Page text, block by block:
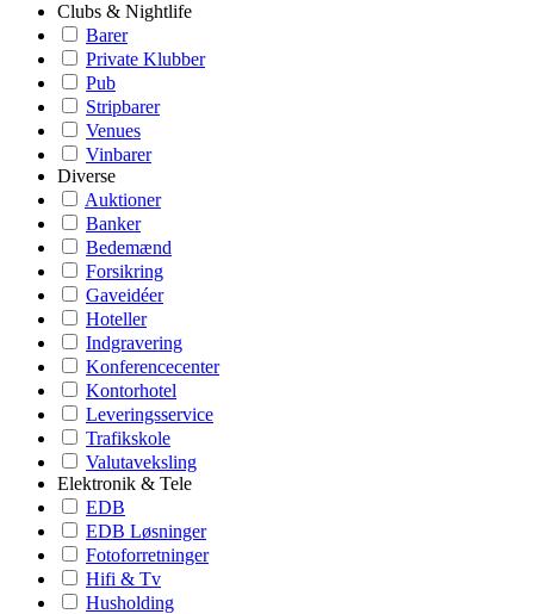
Clubs & Nightlife
Barer
Private Klubber
Pub
Stripbarer
Venues
Vinbarer
Diverse
Auktioner
Banker
Bedemænd
Forsikring
Gaveidéer
Hoteller
Indgravering
Konferencecenter
Kontorhotel
Leveringsservice
Trafikskole
Valutaveksling
Elektronik & Tele
EDB
EDB Løsninger
Fotoforretninger
Hifi & Tv
Husholding